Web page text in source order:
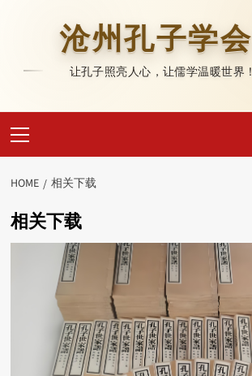
沧州孔子学会
让孔子照亮人心，让儒学温暖世界！
Menu
HOME 相关下载
相关下载